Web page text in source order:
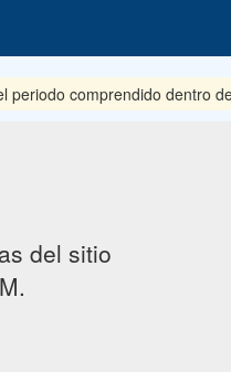
comprendido dentro de
del sitio